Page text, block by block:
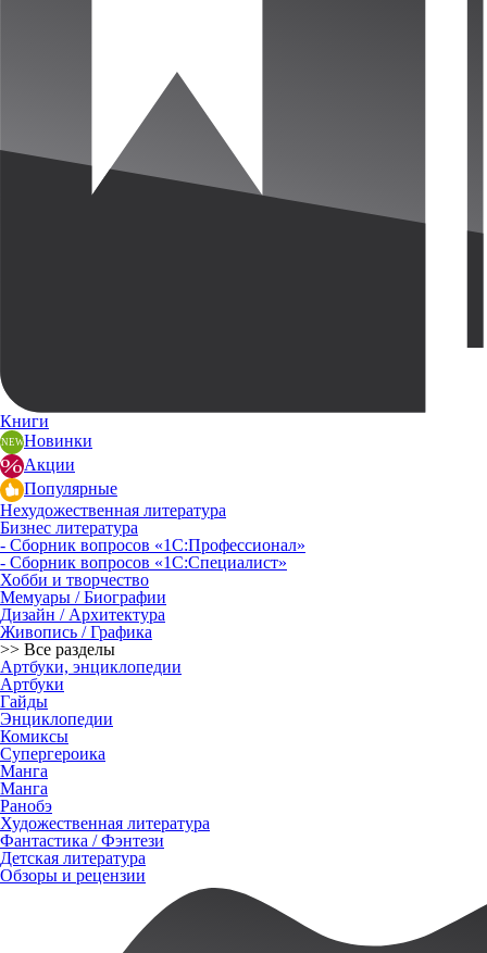
Книги
Новинки
Акции
Популярные
Нехудожественная литература
Бизнес литература
- Сборник вопросов «1С:Профессионал»
- Сборник вопросов «1С:Специалист»
Хобби и творчество
Мемуары / Биографии
Дизайн / Архитектура
Живопись / Графика
>> Все разделы
Артбуки, энциклопедии
Артбуки
Гайды
Энциклопедии
Комиксы
Супергероика
Манга
Манга
Ранобэ
Художественная литература
Фантастика / Фэнтези
Детская литература
Обзоры и рецензии